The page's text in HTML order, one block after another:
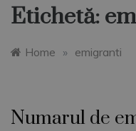
Etichetă:
Home » emigranti
Numarul de